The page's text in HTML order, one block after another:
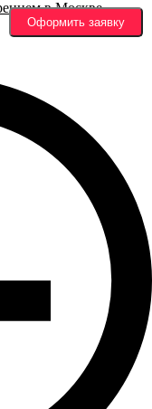
Оформить заявку